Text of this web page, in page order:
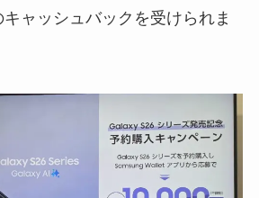
ャッシュバックを受けられま